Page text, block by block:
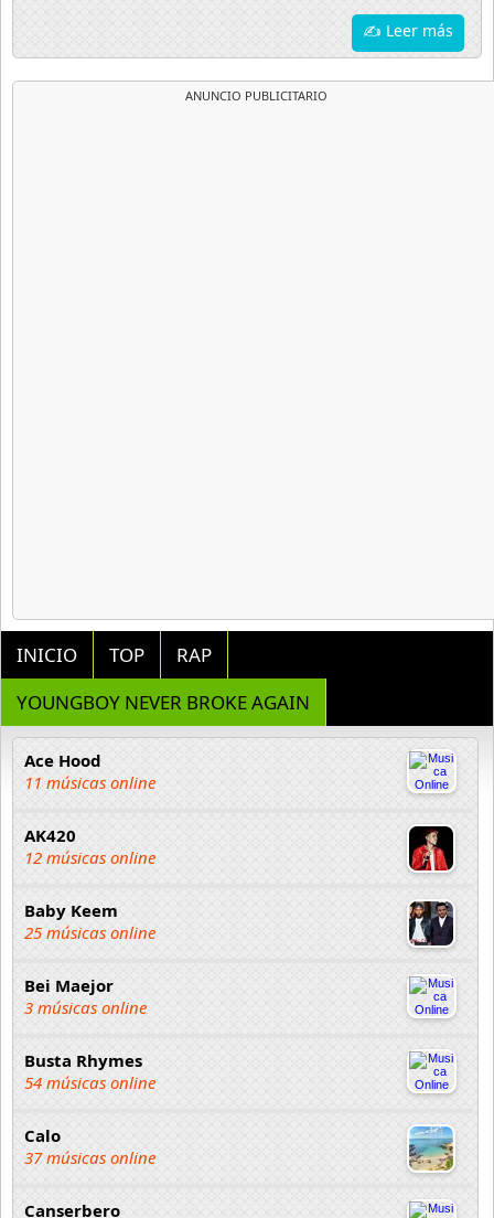
✍ Leer más
ANUNCIO PUBLICITARIO
INICIO TOP
RAP
YOUNGBOY NEVER BROKE AGAIN
Ace Hood
11 músicas online
AK420
12 músicas online
Baby Keem
25 músicas online
Bei Maejor
3 músicas online
Busta Rhymes
54 músicas online
Calo
37 músicas online
Canserbero